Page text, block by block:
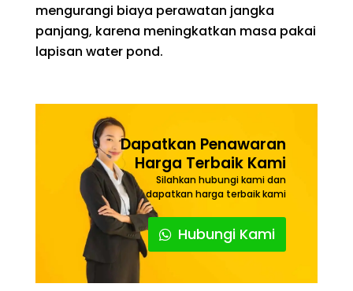
mengurangi biaya perawatan jangka
panjang, karena meningkatkan masa pakai
lapisan water pond.
Dapatkan Penawaran
Harga Terbaik Kami
Silahkan hubungi kami dan
dapatkan harga terbaik kami
Hubungi Kami